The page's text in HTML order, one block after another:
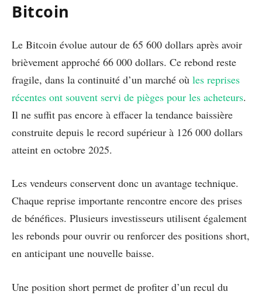
Bitcoin
Le Bitcoin évolue autour de 65 600 dollars après avoir
brièvement approché 66 000 dollars. Ce rebond reste
fragile, dans la continuité d’un marché où les reprises
récentes ont souvent servi de pièges pour les acheteurs.
Il ne suffit pas encore à effacer la tendance baissière
construite depuis le record supérieur à 126 000 dollars
atteint en octobre 2025.
Les vendeurs conservent donc un avantage technique.
Chaque reprise importante rencontre encore des prises
de bénéfices. Plusieurs investisseurs utilisent également
les rebonds pour ouvrir ou renforcer des positions short,
en anticipant une nouvelle baisse.
Une position short permet de profiter d’un recul du